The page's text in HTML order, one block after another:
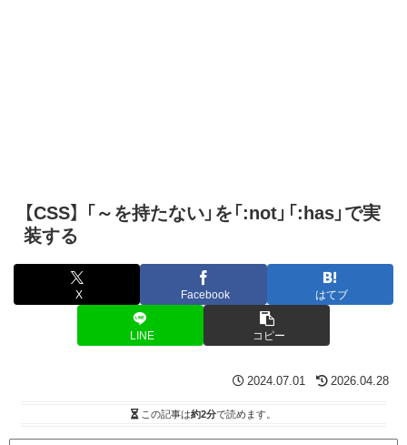
【CSS】 「～を持たない」を「:not」「:has」で実
装する
X Facebook はてブ
LINE コピー
2024.07.01 2026.04.28
この記事は約2分で読めます。